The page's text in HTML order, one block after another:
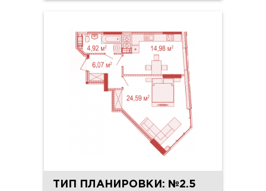
ТИП ПЛАНИРОВКИ: №2.5